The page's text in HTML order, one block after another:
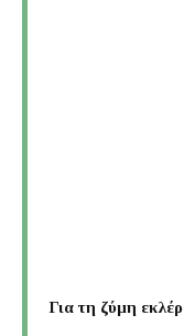
Για τη ζύμη εκλέρ